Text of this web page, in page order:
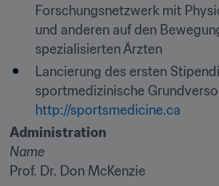
Forschungsnetzwerk mit
und anderen auf den
spezialisierten Ärzten
Lancierung des ersten
http://sportsmedicine.ca
Administration
Name
Prof. Dr. Don McKenzie